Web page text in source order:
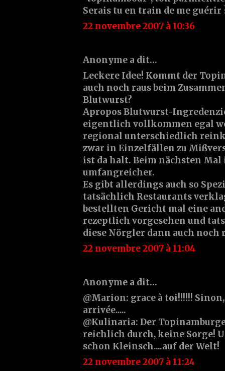
Serais tu en train de me guérir
22 novembre 2007 à 10:36
Anonyme a dit…
Leckere Idee! Kommt der
auch noch raus beim
Blutwurst?
Apropos Blutwurst-
eigentlich vollkommen egal
regional unterschiedlich
zwar in Einzelfällen zu
ist da halt. Beim nächsten
umfangreicher.
Es gibt allerdings auch so
tatsächlich Restaurants
bestellten Gericht mal eine
rezeptlich vorgesehen und
diese Nörgler dann auch noch
22 novembre 2007 à 11:04
Anonyme a dit…
@Marion: grace à toi!!!!!!
arrivée.....
@Kulinaria: Der
reichlich durch, keine Sorge!
schon Kleinsch....auf der Welt!
22 novembre 2007 à 11:24